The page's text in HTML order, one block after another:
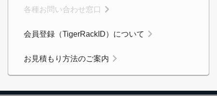
各種お問い合わせ窓口
会員登録（TigerRackID）について
お見積もり方法のご案内
カートに追加しました。
たします！
ます(安心保証付き)
カートへ進む